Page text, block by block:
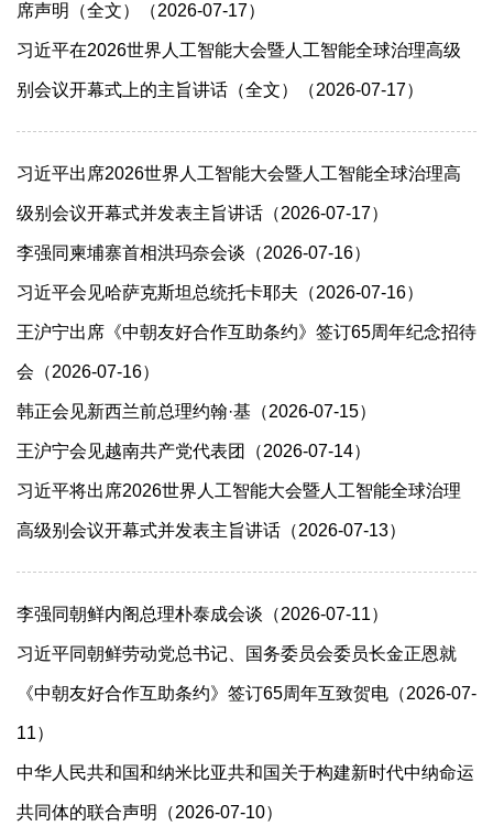
席声明（全文）（2026-07-17）
习近平在2026世界人工智能大会暨人工智能全球治理高级
别会议开幕式上的主旨讲话（全文）（2026-07-17）
习近平出席2026世界人工智能大会暨人工智能全球治理高
级别会议开幕式并发表主旨讲话（2026-07-17）
李强同柬埔寨首相洪玛奈会谈（2026-07-16）
习近平会见哈萨克斯坦总统托卡耶夫（2026-07-16）
王沪宁出席《中朝友好合作互助条约》签订65周年纪念招待
会（2026-07-16）
韩正会见新西兰前总理约翰·基（2026-07-15）
王沪宁会见越南共产党代表团（2026-07-14）
习近平将出席2026世界人工智能大会暨人工智能全球治理
高级别会议开幕式并发表主旨讲话（2026-07-13）
李强同朝鲜内阁总理朴泰成会谈（2026-07-11）
习近平同朝鲜劳动党总书记、国务委员会委员长金正恩就
《中朝友好合作互助条约》签订65周年互致贺电（2026-07-
11）
中华人民共和国和纳米比亚共和国关于构建新时代中纳命运
共同体的联合声明（2026-07-10）